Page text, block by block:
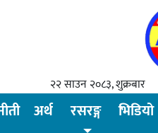
२२ साउन २०८३, शुक्रबार
अर्थ रसरङ्ग भिडियो